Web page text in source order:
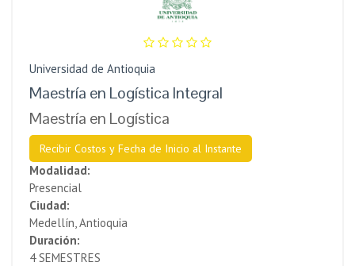
Universidad de Antioquia
Maestría en Logística Integral
Maestría en Logística
Recibir Costos y Fecha de Inicio al Instante
Modalidad:
Presencial
Ciudad:
Medellín, Antioquia
Duración:
4 SEMESTRES